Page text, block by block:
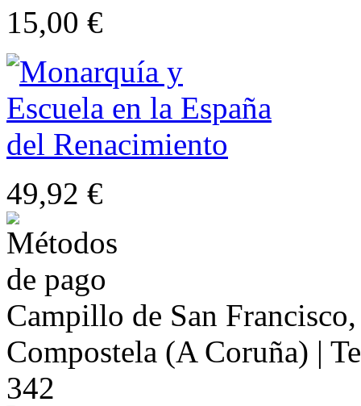
15,00 €
49,92 €
Campillo de San
Compostela (A Coruña) |
342